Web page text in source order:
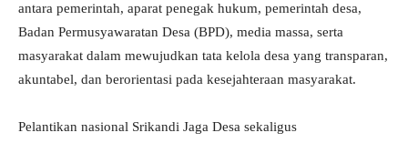
antara pemerintah, aparat penegak hukum, pemerintah desa,
Badan Permusyawaratan Desa (BPD), media massa, serta
masyarakat dalam mewujudkan tata kelola desa yang transparan,
akuntabel, dan berorientasi pada kesejahteraan masyarakat.
Pelantikan nasional Srikandi Jaga Desa sekaligus